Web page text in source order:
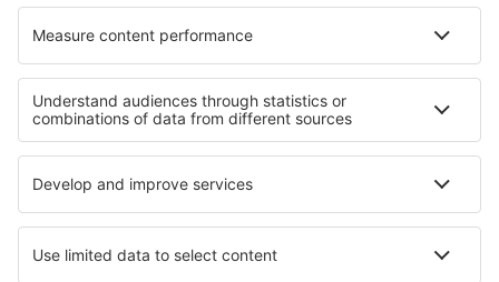
Cele mai bune locuri de cazare - regiuni
Cazare in Val di Fiemme Cazare in Calabria
Cazare in Sardinia Cazare in Italy - ski
Cazare in Marche Cazare in Deșertul Atacama
Cazare în Alsacia Cazare in Tatras Cazare in Porto